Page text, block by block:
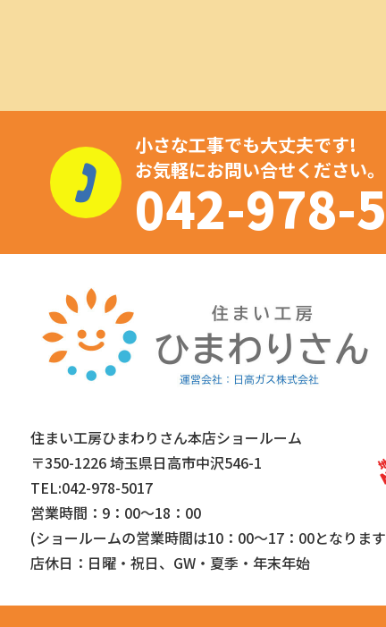
小さな工事でも大丈夫です!
お気軽にお問い合せください。
042-978-
住まい工房ひまわりさん本店ショールーム
〒350-1226 埼玉県日高市中沢546-1
TEL:042-978-5017
営業時間：9：00～18：00
(ショールームの営業時間は10：00～17：00となりま
店休日：日曜・祝日、GW・夏季・年末年始